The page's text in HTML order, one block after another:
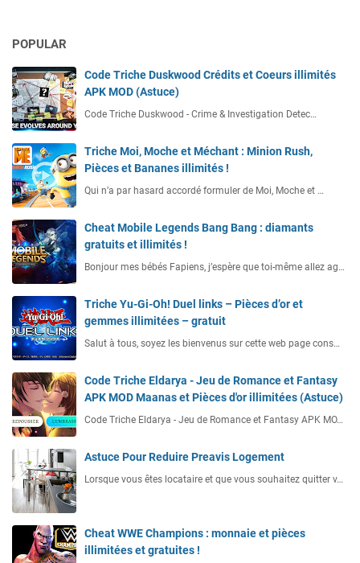
POPULAR
Code Triche Duskwood Crédits et Coeurs illimités
APK MOD (Astuce)
Code Triche Duskwood - Crime & Investigation Detec…
Triche Moi, Moche et Méchant : Minion Rush,
Pièces et Bananes illimités !
Qui n’a par hasard accordé formuler de Moi, Moche et …
Cheat Mobile Legends Bang Bang : diamants
gratuits et illimités !
Bonjour mes bébés Fapiens, j’espère que toi-même allez ag…
Triche Yu-Gi-Oh! Duel links – Pièces d’or et
gemmes illimitées – gratuit
Salut à tous, soyez les bienvenus sur cette web page cons…
Code Triche Eldarya - Jeu de Romance et Fantasy
APK MOD Maanas et Pièces d'or illimitées (Astuce)
Code Triche Eldarya - Jeu de Romance et Fantasy APK MO…
Astuce Pour Reduire Preavis Logement
Lorsque vous êtes locataire et que vous souhaitez quitter v…
Cheat WWE Champions : monnaie et pièces
illimitées et gratuites !